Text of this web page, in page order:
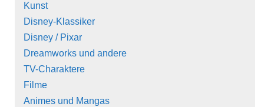
Kunst
Disney-Klassiker
Disney / Pixar
Dreamworks und andere
TV-Charaktere
Filme
Animes und Mangas